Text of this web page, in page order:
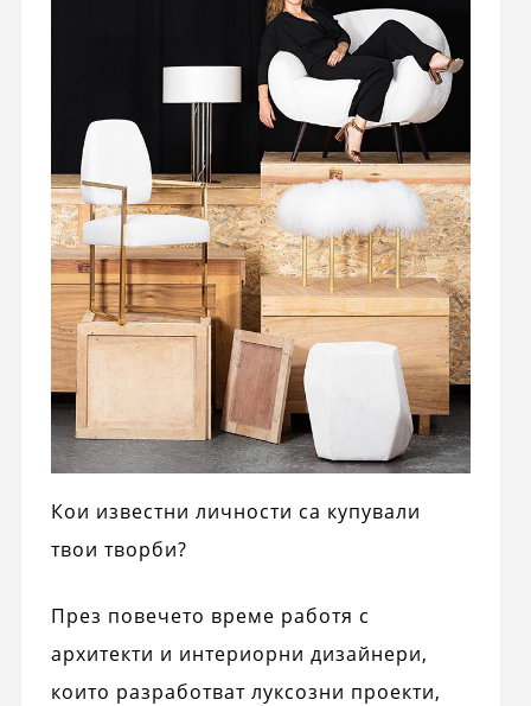
Кои известни личности са купували
твои творби?
През повечето време работя с
архитекти и интериорни дизайнери,
които разработват луксозни проекти,